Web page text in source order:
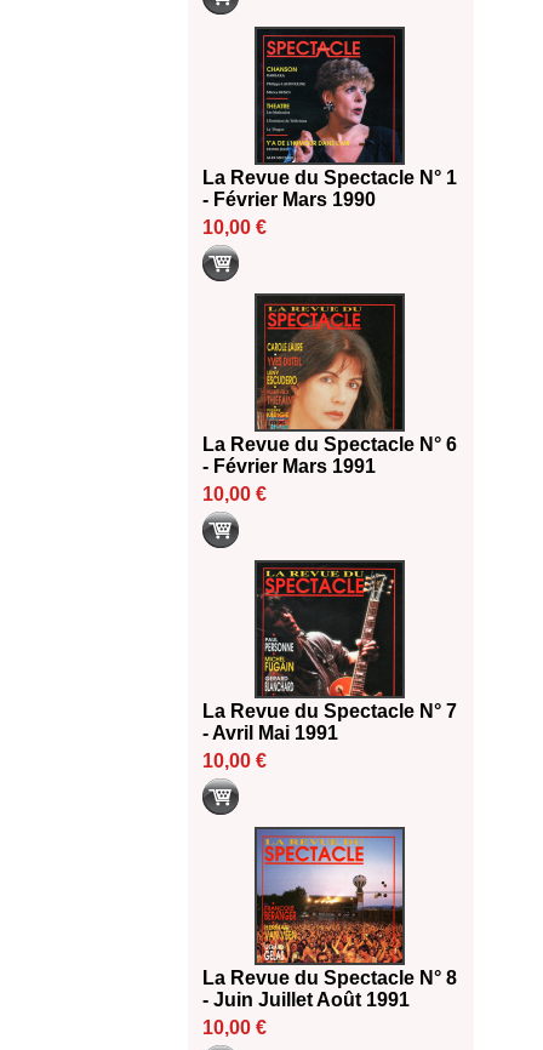
La Revue du Spectacle N° 1
- Février Mars 1990
10,00 €
La Revue du Spectacle N° 6
- Février Mars 1991
10,00 €
La Revue du Spectacle N° 7
- Avril Mai 1991
10,00 €
La Revue du Spectacle N° 8
- Juin Juillet Août 1991
10,00 €